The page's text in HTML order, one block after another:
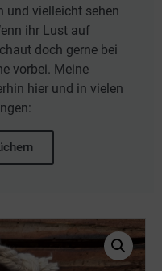
und vielleicht sehen
ihr Lust auf
doch gerne bei
vorbei. Meine
hier und in vielen